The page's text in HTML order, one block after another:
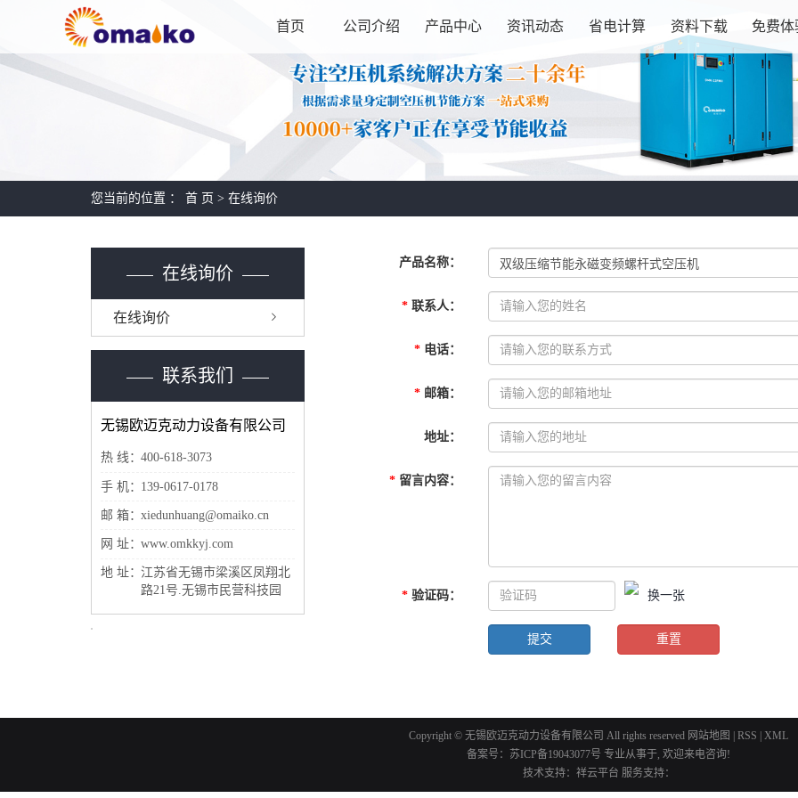
首页 公司介绍 产品中心 资讯动态 省电计算 资料下载 免费体
您当前的位置 ： 首 页 > 在线询价
在线询价
在线询价
联系我们
无锡欧迈克动力设备有限公司
热 线：400-618-3073
手 机： 139-0617-0178
邮 箱：xiedunhuang@omaiko.cn
网 址：www.omkkyj.com
地 址： 江苏省无锡市梁溪区凤翔北
路21号.无锡市民营科技园
产品名称：
* 联系人：
* 电话：
* 邮箱：
地址：
* 留言内容：
* 验证码： 换一张
Copyright © 无锡欧迈克动力设备有限公司 All rights reserved 网站地图 RSS
XML
备案号： 苏ICP备19043077号 专业从事于, 欢迎来电咨询!
技术支持： 祥云平台 服务支持：